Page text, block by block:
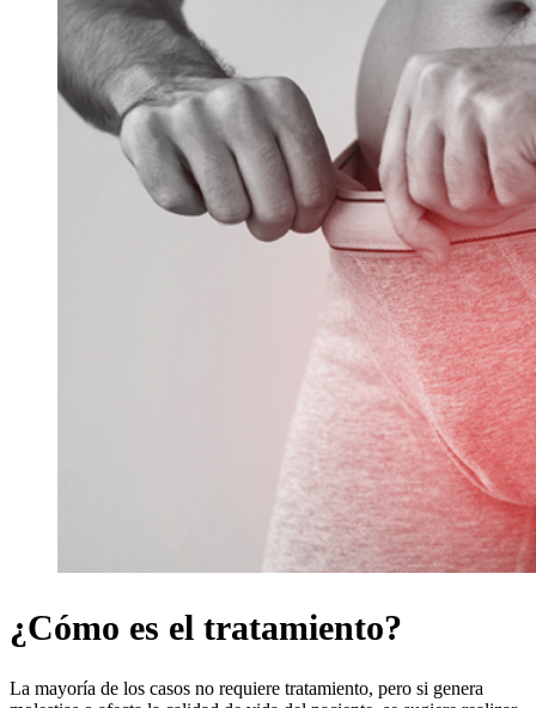
¿Cómo es el tratamiento?
La mayoría de los casos no requiere tratamiento, pero si genera